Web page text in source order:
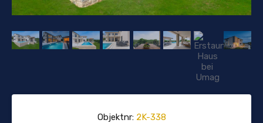
Objektnr:2K-338